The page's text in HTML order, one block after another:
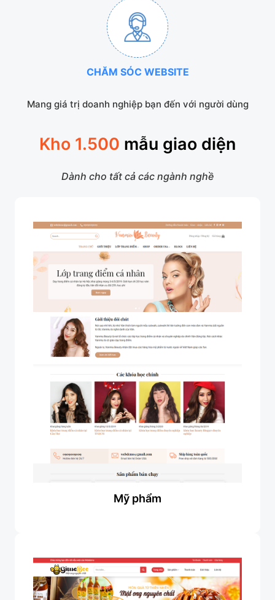
CHĂM SÓC WEBSITE
Mang giá trị doanh nghiệp bạn đến với người dùng
Kho 1.500 mẫu giao diện
Dành cho tất cả các ngành nghề
Mỹ phẩm